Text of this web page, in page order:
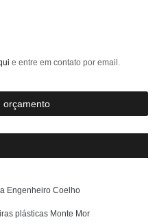
e entre em contato por email.
orçamento
Engenheiro Coelho
plásticas Monte Mor